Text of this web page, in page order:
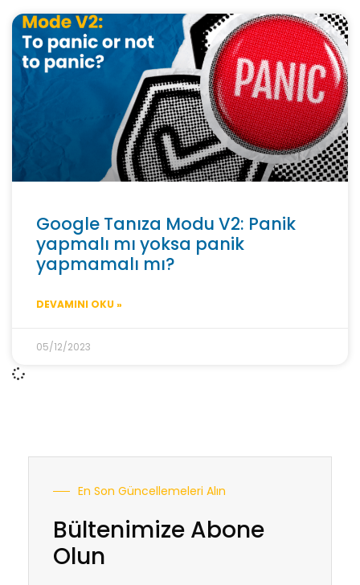
Google Tanıza Modu V2: Panik
yapmalı mı yoksa panik
yapmamalı mı?
DEVAMINI OKU »
05/12/2023
En Son Güncellemeleri Alın
Bültenimize Abone
Olun